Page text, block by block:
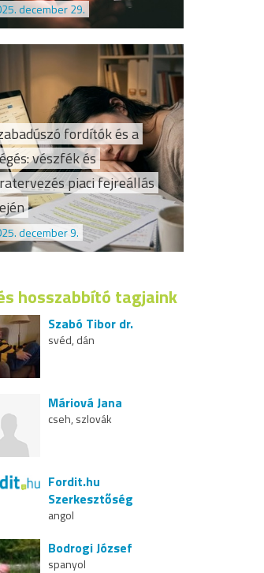
december 29.
fordítók és a
vészfék és
piaci fejreállás
december 9.
hosszabbító tagjaink
Szabó Tibor dr.
svéd, dán
Máriová Jana
cseh, szlovák
Fordit.hu
Szerkesztőség
angol
Bodrogi József
spanyol